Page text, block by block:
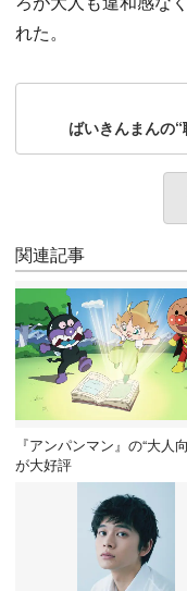
れた。
ばいきんまんの
関連記事
『アンパンマン』の“大人
が大好評